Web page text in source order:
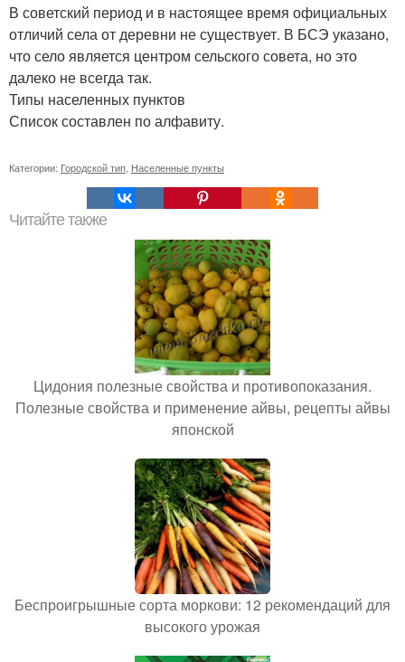
В советский период и в настоящее время официальных
отличий села от деревни не существует. В БСЭ указано,
что село является центром сельского совета, но это
далеко не всегда так.
Типы населенных пунктов
Список составлен по алфавиту.
Категории: Городской тип Населенные пункты
Читайте также
Цидония полезные свойства и противопоказания.
Полезные свойства и применение айвы, рецепты айвы
японской
Беспроигрышные сорта моркови: 12 рекомендаций для
высокого урожая